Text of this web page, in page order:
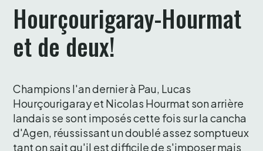
Hourçourigaray-Hourmat
et de deux!
Champions l'an dernier à Pau, Lucas
Hourçourigaray et Nicolas Hourmat son arrière
landais se sont imposés cette fois sur la cancha
d'Agen, réussissant un doublé assez somptueux
tant on sait qu'il est difficile de s'imposer mais